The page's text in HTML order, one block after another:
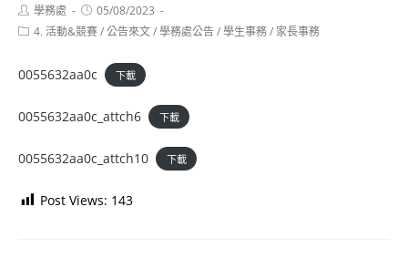
Post
author:
學務處
Post
published:
05/08/2023
Post4. 活動&競賽/公告來文/學務處公告/學生事務/ 家長事務
0055632aa0c 下載
0055632aa0c_attch6 下載
0055632aa0c_attch10 下載
Post Views: 143